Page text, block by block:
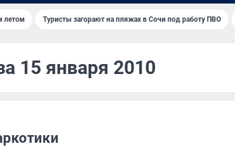
летом Туристы загорают на пляжах в Сочи под работу ПВО
15 января 2010